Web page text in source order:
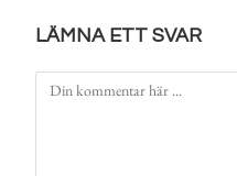
LÄMNA ETT SVAR